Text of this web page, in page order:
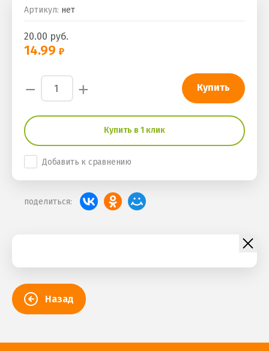
Артикул: нет
20.00 руб.
14.99
− + Купить
Купить в 1 клик
Добавить к сравнению
поделиться:
Назад